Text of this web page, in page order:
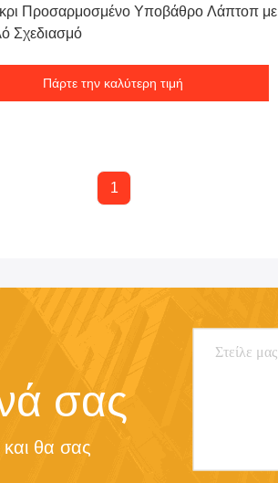
Προσαρμοσμένο Υποβάθρο Λάπτοπ με
Σχεδιασμό
Πάρτε την καλύτερη τιμή
1
σας
θα σας